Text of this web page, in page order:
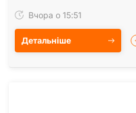
Необходимая…
Вчора о 15:51
Детальніше